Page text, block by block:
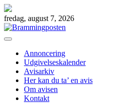
Skip
to
content
fredag, august 7, 2026
Annoncering
Udgivelseskalender
Avisarkiv
Her kan du ta’ en avis
Om avisen
Kontakt